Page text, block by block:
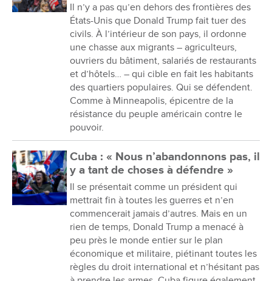
Il n’y a pas qu’en dehors des frontières des
États-Unis que Donald Trump fait tuer des
civils. À l’intérieur de son pays, il ordonne
une chasse aux migrants – agriculteurs,
ouvriers du bâtiment, salariés de restaurants
et d’hôtels… – qui cible en fait les habitants
des quartiers populaires. Qui se défendent.
Comme à Minneapolis, épicentre de la
résistance du peuple américain contre le
pouvoir.
Cuba : « Nous n’abandonnons pas, il
y a tant de choses à défendre »
Il se présentait comme un président qui
mettrait fin à toutes les guerres et n’en
commencerait jamais d’autres. Mais en un
rien de temps, Donald Trump a menacé à
peu près le monde entier sur le plan
économique et militaire, piétinant toutes les
règles du droit international et n’hésitant pas